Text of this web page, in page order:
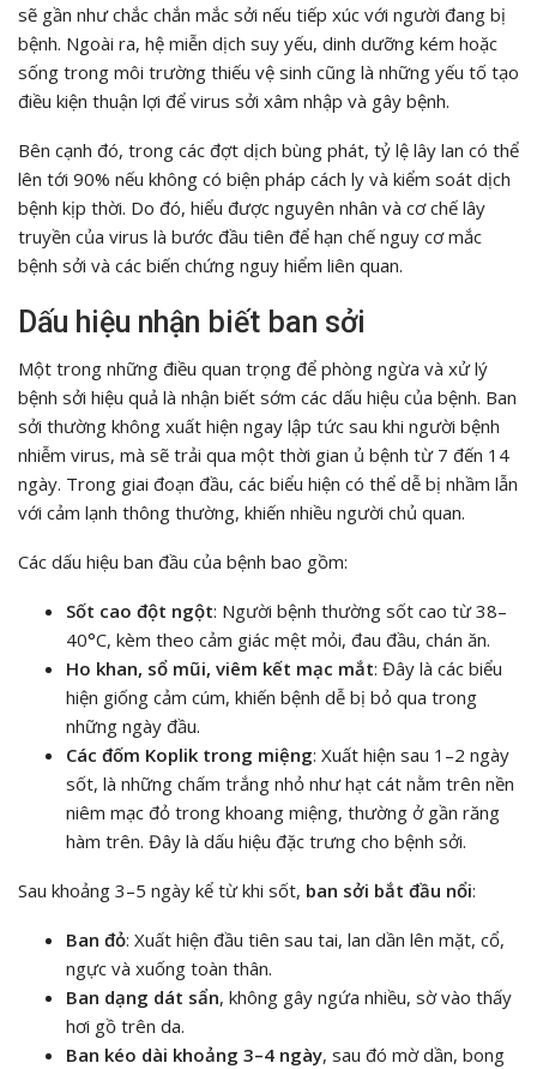
sẽ gần như chắc chắn mắc sởi nếu tiếp xúc với người đang bị
bệnh. Ngoài ra, hệ miễn dịch suy yếu, dinh dưỡng kém hoặc
sống trong môi trường thiếu vệ sinh cũng là những yếu tố tạo
điều kiện thuận lợi để virus sởi xâm nhập và gây bệnh.
Bên cạnh đó, trong các đợt dịch bùng phát, tỷ lệ lây lan có thể
lên tới 90% nếu không có biện pháp cách ly và kiểm soát dịch
bệnh kịp thời. Do đó, hiểu được nguyên nhân và cơ chế lây
truyền của virus là bước đầu tiên để hạn chế nguy cơ mắc
bệnh sởi và các biến chứng nguy hiểm liên quan.
Dấu hiệu nhận biết ban sởi
Một trong những điều quan trọng để phòng ngừa và xử lý
bệnh sởi hiệu quả là nhận biết sớm các dấu hiệu của bệnh. Ban
sởi thường không xuất hiện ngay lập tức sau khi người bệnh
nhiễm virus, mà sẽ trải qua một thời gian ủ bệnh từ 7 đến 14
ngày. Trong giai đoạn đầu, các biểu hiện có thể dễ bị nhầm lẫn
với cảm lạnh thông thường, khiến nhiều người chủ quan.
Các dấu hiệu ban đầu của bệnh bao gồm:
Sốt cao đột ngột: Người bệnh thường sốt cao từ 38–
40°C, kèm theo cảm giác mệt mỏi, đau đầu, chán ăn.
Ho khan, sổ mũi, viêm kết mạc mắt: Đây là các biểu
hiện giống cảm cúm, khiến bệnh dễ bị bỏ qua trong
những ngày đầu.
Các đốm Koplik trong miệng: Xuất hiện sau 1–2 ngày
sốt, là những chấm trắng nhỏ như hạt cát nằm trên nền
niêm mạc đỏ trong khoang miệng, thường ở gần răng
hàm trên. Đây là dấu hiệu đặc trưng cho bệnh sởi.
Sau khoảng 3–5 ngày kể từ khi sốt, ban sởi bắt đầu nổi:
Ban đỏ: Xuất hiện đầu tiên sau tai, lan dần lên mặt, cổ,
ngực và xuống toàn thân.
Ban dạng dát sẩn, không gây ngứa nhiều, sờ vào thấy
hơi gồ trên da.
Ban kéo dài khoảng 3–4 ngày, sau đó mờ dần, bong